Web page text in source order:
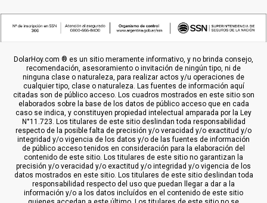
DolarHoy.com ® es un sitio meramente informativo, y no brinda consejo,
recomendación, asesoramiento o invitación de ningún tipo, ni de
ninguna clase o naturaleza, para realizar actos y/u operaciones de
cualquier tipo, clase o naturaleza. Las fuentes de información aquí
citadas son de público acceso. Los cuadros mostrados en este sitio son
elaborados sobre la base de los datos de público acceso que en cada
caso se indica, y constituyen propiedad intelectual amparada por la Ley
N°11.723. Los titulares de este sitio deslindan toda responsabilidad
respecto de la posible falta de precisión y/o veracidad y/o exactitud y/o
integridad y/o vigencia de los datos y/o de las fuentes de información
de público acceso tenidos en consideración para la elaboración del
contenido de este sitio. Los titulares de este sitio no garantizan la
precisión y/o veracidad y/o exactitud y/o integridad y/o vigencia de los
datos mostrados en este sitio. Los titulares de este sitio deslindan toda
responsabilidad respecto del uso que puedan llegar a dar a la
información y/o a los datos incluídos en el contenido de este sitio